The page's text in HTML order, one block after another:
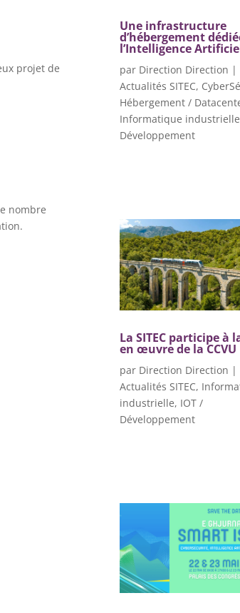
projet de
nombre
Une infrastructure
d’hébergement
l’Intelligence
par Direction Direction |
Actualités SITEC,
Hébergement /
Informatique industrielle
Développement
La SITEC participe à
en œuvre de la CCVU
par Direction Direction |
Actualités SITEC,
industrielle, IOT /
Développement